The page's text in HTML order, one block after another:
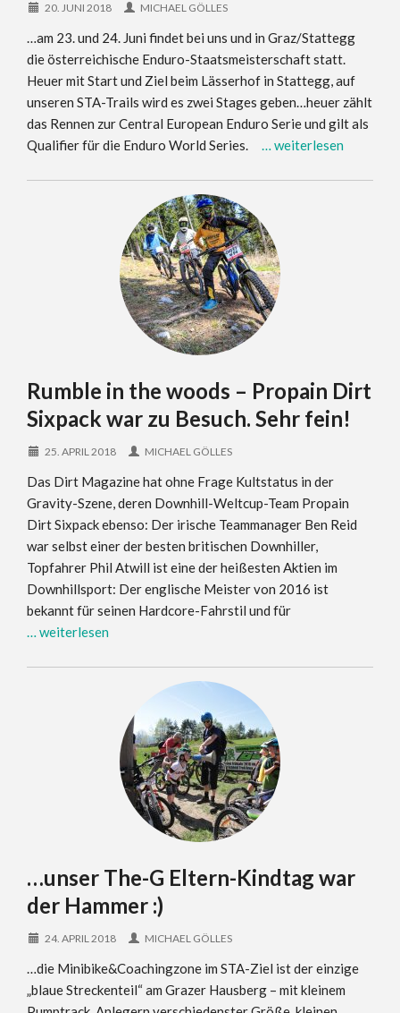
20. JUNI 2018 MICHAEL GÖLLES
…am 23. und 24. Juni findet bei uns und in Graz/Stattegg
die österreichische Enduro-Staatsmeisterschaft statt.
Heuer mit Start und Ziel beim Lässerhof in Stattegg, auf
unseren STA-Trails wird es zwei Stages geben…heuer zählt
das Rennen zur Central European Enduro Serie und gilt als
Qualifier für die Enduro World Series. … weiterlesen
Rumble in the woods – Propain Dirt
Sixpack war zu Besuch. Sehr fein!
25. APRIL 2018 MICHAEL GÖLLES
Das Dirt Magazine hat ohne Frage Kultstatus in der
Gravity-Szene, deren Downhill-Weltcup-Team Propain
Dirt Sixpack ebenso: Der irische Teammanager Ben Reid
war selbst einer der besten britischen Downhiller,
Topfahrer Phil Atwill ist eine der heißesten Aktien im
Downhillsport: Der englische Meister von 2016 ist
bekannt für seinen Hardcore-Fahrstil und für
… weiterlesen
…unser The-G Eltern-Kindtag war
der Hammer :)
24. APRIL 2018 MICHAEL GÖLLES
…die Minibike&Coachingzone im STA-Ziel ist der einzige
„blaue Streckenteil“ am Grazer Hausberg – mit kleinem